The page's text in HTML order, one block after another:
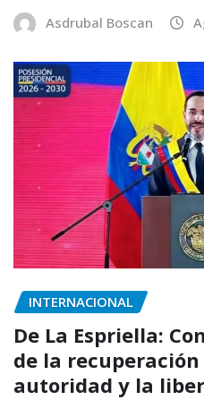
Asdrubal Boscan
INTERNACIONAL
De La Espriella:
de la
autoridad y la